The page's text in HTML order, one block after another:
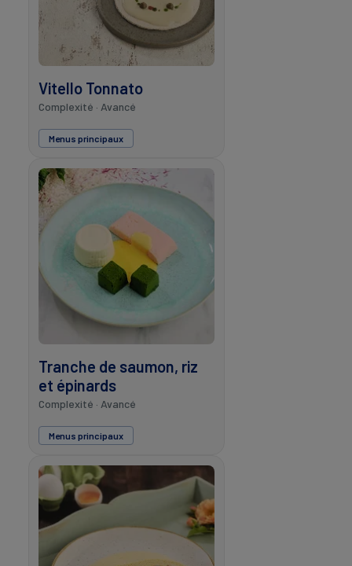
Vitello Tonnato
Complexité · Avancé
Menus principaux
Tranche de saumon, riz
et épinards
Complexité · Avancé
Menus principaux